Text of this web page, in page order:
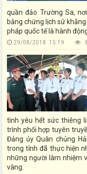
quần đảo Trường Sa,
bằng chứng lịch sử
pháp quốc tế là hành
29/08/2018 15:19
tình yêu hết sức thiêng
trình phối hợp tuyên
Đảng ủy Quân chủng
trong tỉnh đã thực hiện
những người làm nhiệm
vàng.
Chỉ thị số: Số 07-CT/
số 07-CT/TW ngày 13/
tập, thực hành tư